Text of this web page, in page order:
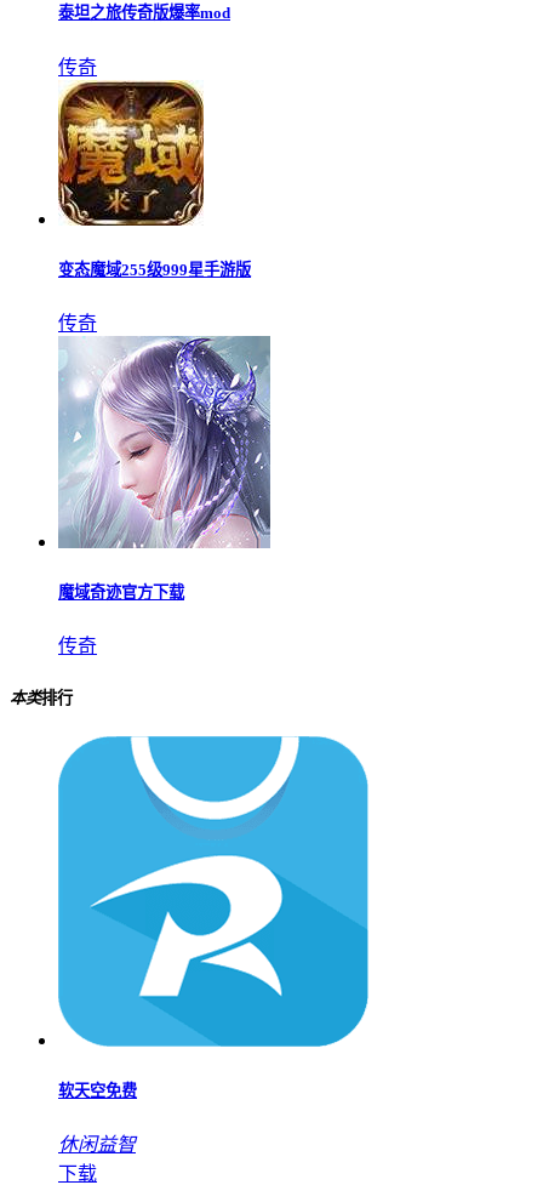
蓝月至尊版官网正版
合击
热血传奇1.76单机版
传奇
变态魔域255级999星手游版